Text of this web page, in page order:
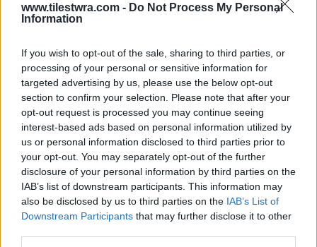
www.tilestwra.com - Do Not Process My Personal
Information
If you wish to opt-out of the sale, sharing to third parties, or
processing of your personal or sensitive information for
targeted advertising by us, please use the below opt-out
section to confirm your selection. Please note that after your
opt-out request is processed you may continue seeing
interest-based ads based on personal information utilized by
us or personal information disclosed to third parties prior to
your opt-out. You may separately opt-out of the further
disclosure of your personal information by third parties on the
IAB’s list of downstream participants. This information may
also be disclosed by us to third parties on the IAB’s List of
Downstream Participants that may further disclose it to other